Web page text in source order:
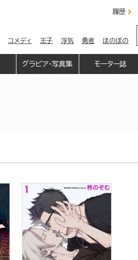
履歴
コメディ 王子 浮気 勇者 ほのぼの
グラビア・写真集 モーター誌